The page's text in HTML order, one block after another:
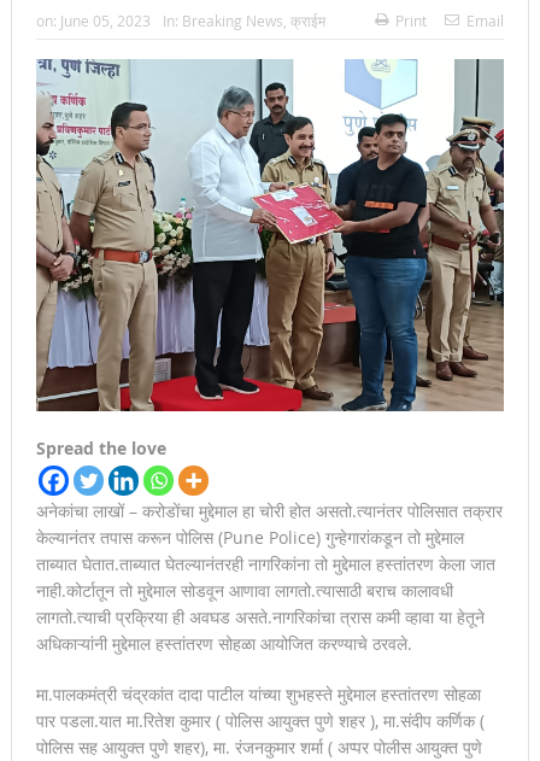
on: June 05, 2023 In: Breaking News क्राईम Print Email
Spread the love
अनेकांचा लाखों – करोडोंचा मुद्देमाल हा चोरी होत असतो.त्यानंतर पोलिसात तक्रार
केल्यानंतर तपास करून पोलिस (Pune Police) गुन्हेगारांकडून तो मुद्देमाल
ताब्यात घेतात.ताब्यात घेतल्यानंतरही नागरिकांना तो मुद्देमाल हस्तांतरण केला जात
नाही.कोर्टातून तो मुद्देमाल सोडवून आणावा लागतो.त्यासाठी बराच कालावधी
लागतो.त्याची प्रक्रिया ही अवघड असते.नागरिकांचा त्रास कमी व्हावा या हेतूने
अधिकाऱ्यांनी मुद्देमाल हस्तांतरण सोहळा आयोजित करण्याचे ठरवले.
मा.पालकमंत्री चंद्रकांत दादा पाटील यांच्या शुभहस्ते मुद्देमाल हस्तांतरण सोहळा
पार पडला.यात मा.रितेश कुमार ( पोलिस आयुक्त पुणे शहर ), मा.संदीप कर्णिक (
पोलिस सह आयुक्त पुणे शहर), मा. रंजनकुमार शर्मा ( अप्पर पोलीस आयुक्त पुणे